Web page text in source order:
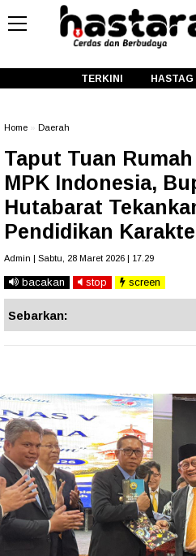
TERKINI HASTAG
Home Daerah
Taput Tuan
MPK Indonesia,
Hutabarat
Pendidikan
Admin | Sabtu, 28 Maret 2026 | 17.29
bacakan stop screen
Sebarkan: